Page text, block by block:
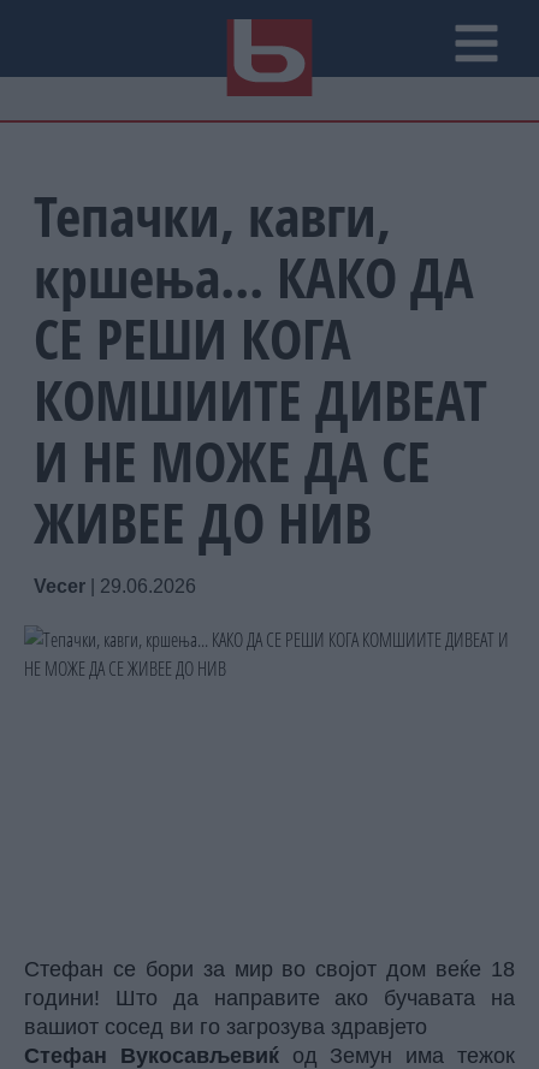
Тепачки, кавги,
кршења... КАКО ДА
СЕ РЕШИ КОГА
КОМШИИТЕ ДИВЕАТ
И НЕ МОЖЕ ДА СЕ
ЖИВЕЕ ДО НИВ
Vecer 29.06.2026
Стефан се бори за мир во својот дом веќе 18
години! Што да направите ако бучавата на
вашиот сосед ви го загрозува здравјето
Стефан Вукосављевиќод Земун има тежок